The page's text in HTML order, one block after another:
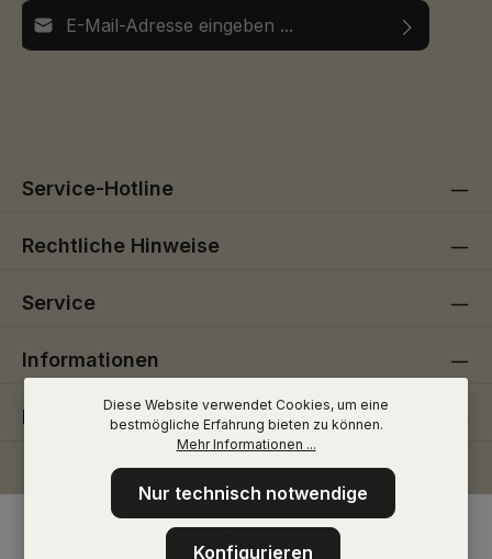
E-Mail-Adresse*
Service-Hotline
Rechtliche Hinweise
Service
Informationen
Folge uns
Diese Website verwendet Cookies, um eine
bestmögliche Erfahrung bieten zu können.
Mehr Informationen ...
Nur technisch notwendige
Konfigurieren